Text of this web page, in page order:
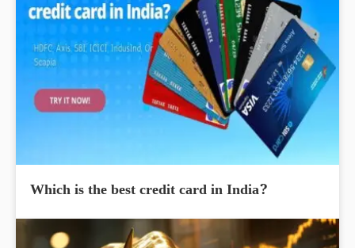
Which is the best credit card in India?